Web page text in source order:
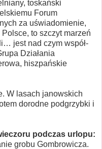
toskański
Forum
za uświadomienie,
to szczyt marzeń
jest nad czym współ-
Działania
hiszpańskie
W lasach janowskich
dorodne podgrzybki i
podczas urlopu:
grobu Gombrowicza.